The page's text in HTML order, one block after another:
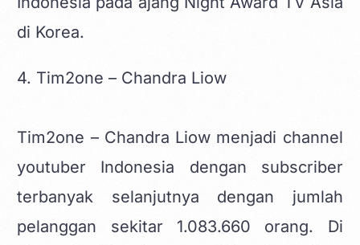
di Korea.
4. Tim2one – Chandra Liow
Tim2one – Chandra Liow menjadi channel
youtuber Indonesia dengan subscriber
terbanyak selanjutnya dengan jumlah
pelanggan sekitar 1.083.660 orang. Di